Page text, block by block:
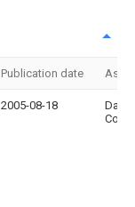
Publication date
2005-08-18
Corp